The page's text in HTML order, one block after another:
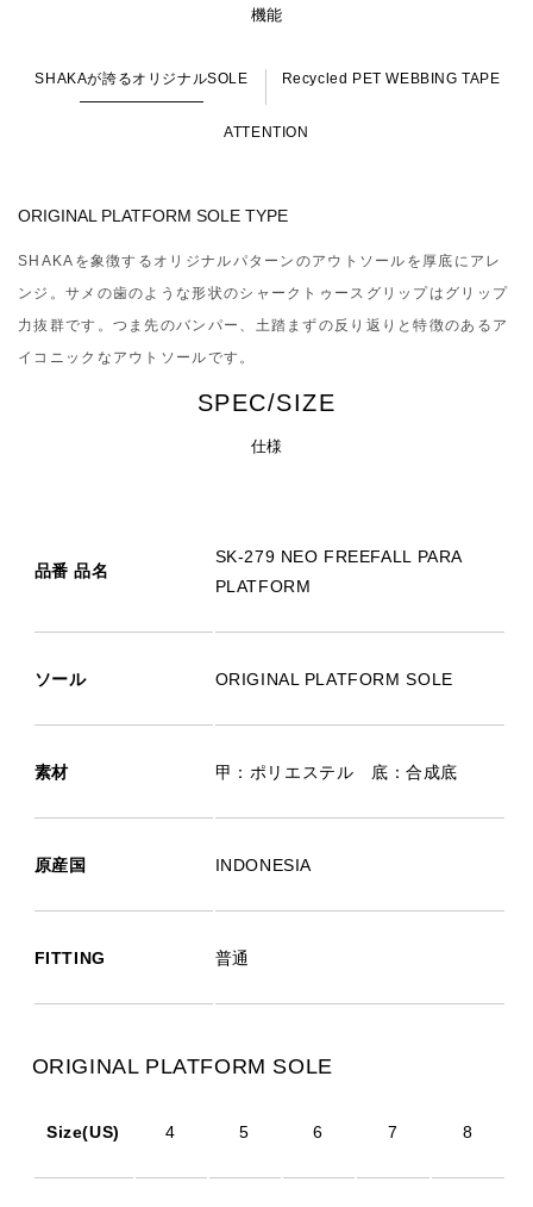
機能
SHAKAが誇るオリジナルSOLE Recycled PET WEBBING TAPE
ATTENTION
ORIGINAL PLATFORM SOLE TYPE
SHAKAを象徴するオリジナルパターンのアウトソールを厚底にアレ
ンジ。サメの歯のような形状のシャークトゥースグリップはグリップ
力抜群です。つま先のバンパー、土踏まずの反り返りと特徴のあるア
イコニックなアウトソールです。
SPEC/SIZE
仕様
品番 品名
SK-279 NEO FREEFALL PARA
PLATFORM
ソール ORIGINAL PLATFORM SOLE
素材 甲：ポリエステル 底：合成底
原産国 INDONESIA
FITTING 普通
ORIGINAL PLATFORM SOLE
Size(US) 4 5 6 7 8